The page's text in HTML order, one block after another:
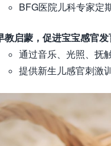
BFG医院儿科专家定
教启蒙，促进宝宝感官发
通过音乐、光照、抚
提供新生儿感官刺激